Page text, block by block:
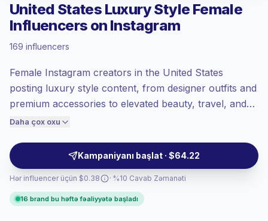
United States Luxury Style Female
Influencers on Instagram
169 influencers
Female Instagram creators in the United States
posting luxury style content, from designer outfits and
premium accessories to elevated beauty, travel, and
lifestyle looks. Ideal for fashion, jewelry, beauty, and
campaign-ready partnerships.
Daha çox oxu
Kampaniyanı başlat · $64.22
Hər influencer üçün $0.38
Preminm bazaar, US sahəsində fəaliyyətə
çıxarış Keepface tərəfindən təyin edilmiş
qiymətləndirilir.
hər kontakt üçün daha çox dəyər.
Sağlam engagement(2.5% orta ER),
cəmləşən auditoriyalar daha yaxşı
uyğun qiymət təyin edirik.
· %10 Cavab Zəmanəti
16 brand bu həftə fəaliyyətə başladı